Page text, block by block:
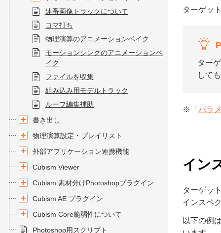
連番画像トラックについて
コマ打ち
物理演算のアニメーションベイク
モーションシンクのアニメーションベ
イク
ファイルを収集
組み込み用モデルトラック
ループ編集補助
書き出し
物理演算設定・プレイリスト
外部アプリケーション連携機能
Cubism Viewer
Cubism 素材分けPhotoshopプラグイン
Cubism AE プラグイン
Cubism Core脆弱性について
Photoshop用スクリプト
ターゲッ
ター
して
※「 パラ
イン
ターゲッ
インスペ
以下の例